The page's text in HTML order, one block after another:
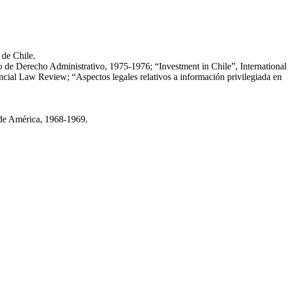
Chile.
Derecho Administrativo, 1975-1976; “Investment in Chile”, International
Law Review; “Aspectos legales relativos a información privilegiada en
América, 1968-1969.